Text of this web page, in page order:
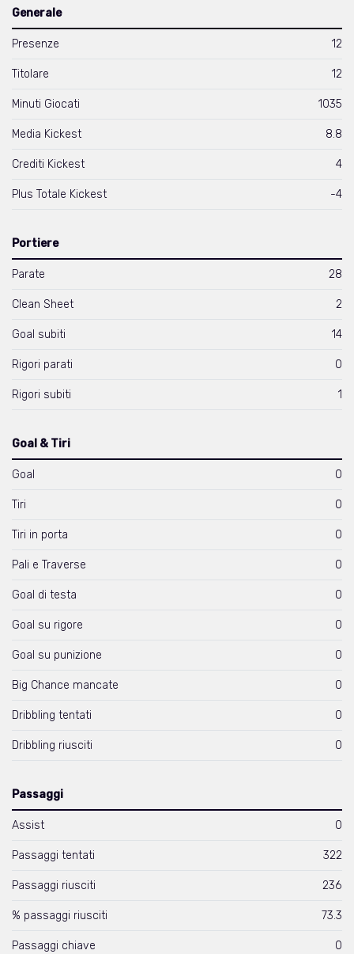
Generale
Presenze 12
Titolare 12
Minuti Giocati 1035
Media Kickest 8.8
Crediti Kickest 4
Plus Totale Kickest -4
Portiere
Parate 28
Clean Sheet 2
Goal subiti 14
Rigori parati 0
Rigori subiti 1
Goal & Tiri
Goal 0
Tiri 0
Tiri in porta 0
Pali e Traverse 0
Goal di testa 0
Goal su rigore 0
Goal su punizione 0
Big Chance mancate 0
Dribbling tentati 0
Dribbling riusciti 0
Passaggi
Assist 0
Passaggi tentati 322
Passaggi riusciti 236
% passaggi riusciti 73.3
Passaggi chiave 0